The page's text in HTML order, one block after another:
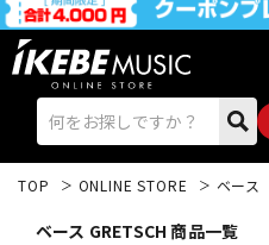
TOP ONLINE STORE ベース
ベース GRETSCH 商品一覧